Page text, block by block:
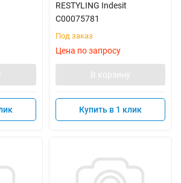
RESTYLING Indesit
C00075781
Под заказ
Цена по запросу
В корзину
Купить в 1 клик